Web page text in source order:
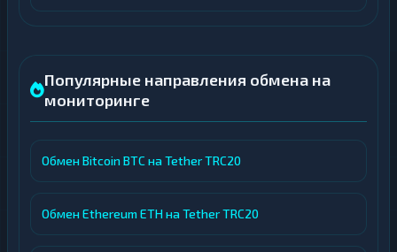
Популярные направления обмена на
мониторинге
Обмен Bitcoin BTC на Tether TRC20
Обмен Ethereum ETH на Tether TRC20